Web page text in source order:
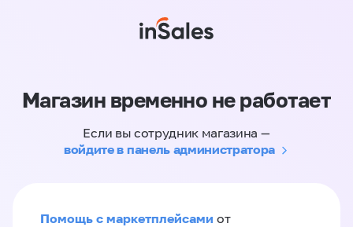
Магазин временно не работает
Если вы сотрудник магазина —
войдите в панель администратора
Помощь с маркетплейсами от